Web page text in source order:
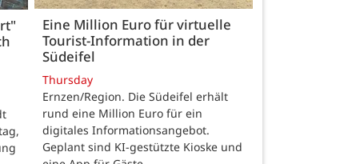
Eine Million Euro für virtuelle
Tourist-Information in der
Südeifel
Thursday
Ernzen/Region. Die Südeifel erhält
rund eine Million Euro für ein
digitales Informationsangebot.
Geplant sind KI-gestützte Kioske und